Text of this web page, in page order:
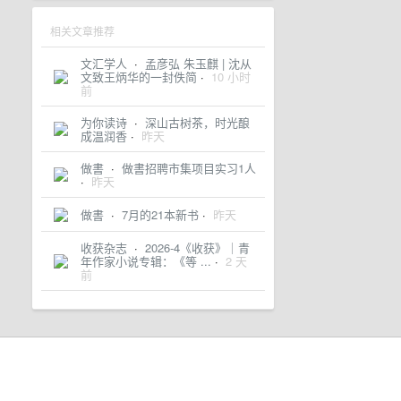
相关文章推荐
文汇学人 · 孟彦弘 朱玉麒 | 沈从
文致王炳华的一封佚简 · 10 小时
前
为你读诗 · 深山古树茶，时光酿
成温润香 · 昨天
做書 · 做書招聘市集项目实习1人
· 昨天
做書 · 7月的21本新书 · 昨天
收获杂志 · 2026-4《收获》｜青
年作家小说专辑：《等 ... · 2 天
前